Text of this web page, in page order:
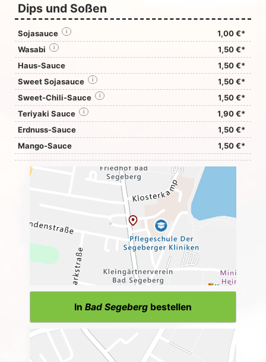
Dips und Soßen
Sojasauce 1,00 €*
i
Wasabi 1,50 €*
i
Haus-Sauce
1,50 €*
Sweet Sojasauce
1,50 €*
i
Sweet-Chili-Sauce 1,50 €*
i
Teriyaki Sauce 1,90 €*
i
Erdnuss-Sauce
1,50 €*
Mango-Sauce
1,50 €*
In Bad Segeberg bestellen